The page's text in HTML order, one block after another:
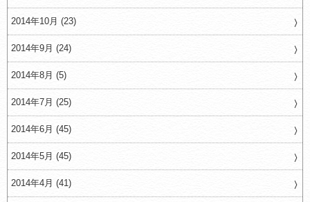
2014年10月 (23)
2014年9月 (24)
2014年8月 (5)
2014年7月 (25)
2014年6月 (45)
2014年5月 (45)
2014年4月 (41)